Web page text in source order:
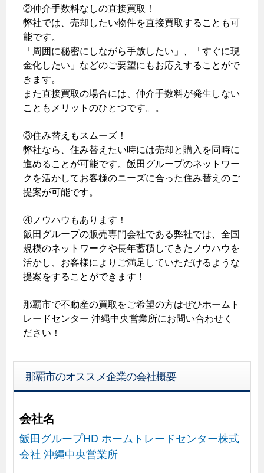
②仲介手数料なしの直接買取！
弊社では、売却したい物件を直接買取することも可
能です。
「周囲に秘密にしながら手放したい」、「すぐに現
金化したい」などのご要望にもお応えすることがで
きます。
また直接買取の場合には、仲介手数料が発生しない
こともメリットのひとつです。。
③住み替えもスムーズ！
弊社なら、住み替えたい時には売却と購入を同時に
進めることが可能です。飯田グループのネットワー
クを活かしてお客様のニーズに合った住み替えのご
提案が可能です。
④ノウハウもあります！
飯田グループの販売専門会社である弊社では、全国
規模のネットワークや長年蓄積してきたノウハウを
活かし、お客様によりご満足していただけるような
提案をすることができます！
那覇市で不動産の買取をご希望の方はぜひホームト
レードセンター 沖縄中央営業所にお問い合わせく
ださい！
那覇市のオススメ企業の会社概要
会社名
飯田グループHD ホームトレードセンター株式
会社 沖縄中央営業所